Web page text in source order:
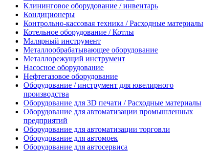
Клининговое оборудование / инвентарь
Кондиционеры
Контрольно-кассовая техника / Расходные материалы
Котельное оборудование / Котлы
Малярный инструмент
Металлообрабатывающее оборудование
Металлорежущий инструмент
Насосное оборудование
Нефтегазовое оборудование
Оборудование / инструмент для ювелирного
производства
Оборудование для 3D печати / Расходные материалы
Оборудование для автоматизации промышленных
предприятий
Оборудование для автоматизации торговли
Оборудование для автомоек
Оборудование для автосервиса